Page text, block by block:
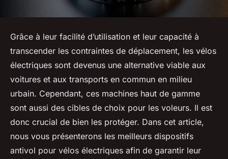
Grâce à leur facilité d’utilisation et leur capacité à
transcender les contraintes de déplacement, les vélos
électriques sont devenus une alternative viable aux
voitures et aux transports en commun en milieu
urbain. Cependant, ces machines haut de gamme
sont aussi des cibles de choix pour les voleurs. Il est
donc crucial de bien les protéger. Dans cet article,
nous vous présenterons les meilleurs dispositifs
antivol pour vélos électriques afin de garantir leur